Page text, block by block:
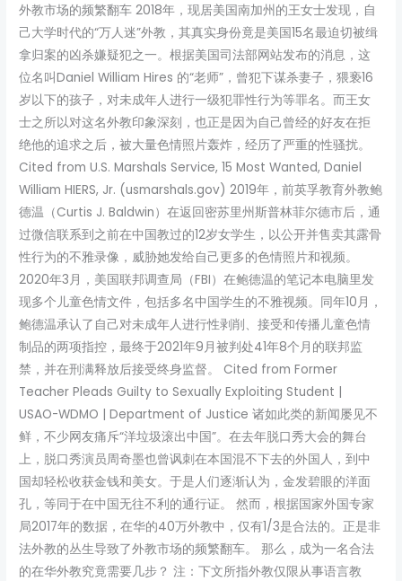
外教市场的频繁翻车 2018年，现居美国南加州的王女士发现，自
己大学时代的“万人迷”外教，其真实身份竟是美国15名最迫切被缉
拿归案的凶杀嫌疑犯之一。根据美国司法部网站发布的消息，这
位名叫Daniel William Hires 的“老师”，曾犯下谋杀妻子，猥亵16
岁以下的孩子，对未成年人进行一级犯罪性行为等罪名。而王女
士之所以对这名外教印象深刻，也正是因为自己曾经的好友在拒
绝他的追求之后，被大量色情照片轰炸，经历了严重的性骚扰。
Cited from U.S. Marshals Service, 15 Most Wanted, Daniel
William HIERS, Jr. (usmarshals.gov) 2019年，前英孚教育外教鲍
德温（Curtis J. Baldwin）在返回密苏里州斯普林菲尔德市后，通
过微信联系到之前在中国教过的12岁女学生，以公开并售卖其露骨
性行为的不雅录像，威胁她发给自己更多的色情照片和视频。
2020年3月，美国联邦调查局（FBI）在鲍德温的笔记本电脑里发
现多个儿童色情文件，包括多名中国学生的不雅视频。同年10月，
鲍德温承认了自己对未成年人进行性剥削、接受和传播儿童色情
制品的两项指控，最终于2021年9月被判处41年8个月的联邦监
禁，并在刑满释放后接受终身监督。 Cited from Former
Teacher Pleads Guilty to Sexually Exploiting Student |
USAO-WDMO | Department of Justice 诸如此类的新闻屡见不
鲜，不少网友痛斥“洋垃圾滚出中国”。在去年脱口秀大会的舞台
上，脱口秀演员周奇墨也曾讽刺在本国混不下去的外国人，到中
国却轻松收获金钱和美女。于是人们逐渐认为，金发碧眼的洋面
孔，等同于在中国无往不利的通行证。 然而，根据国家外国专家
局2017年的数据，在华的40万外教中，仅有1/3是合法的。正是非
法外教的丛生导致了外教市场的频繁翻车。 那么，成为一名合法
的在华外教究竟需要几步？ 注：下文所指外教仅限从事语言教